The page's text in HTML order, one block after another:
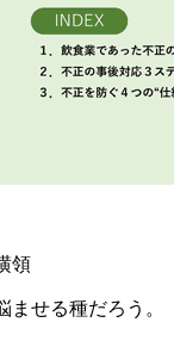
領
せる種だろう。